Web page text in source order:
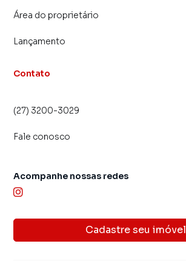
Área do proprietário
Lançamento
Contato
(27) 3200-3029
Fale conosco
Cadastre seu imóvel
Acompanhe nossas redes